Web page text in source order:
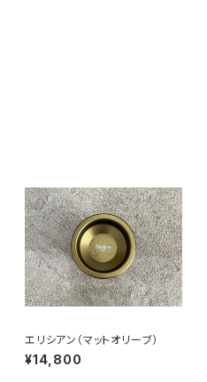
エリシアン（マットオリーブ）
¥14,800